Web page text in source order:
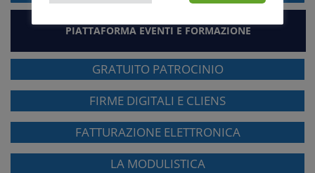
PIATTAFORMA EVENTI E FORMAZIONE
GRATUITO PATROCINIO
FIRME DIGITALI E CLIENS
FATTURAZIONE ELETTRONICA
LA MODULISTICA